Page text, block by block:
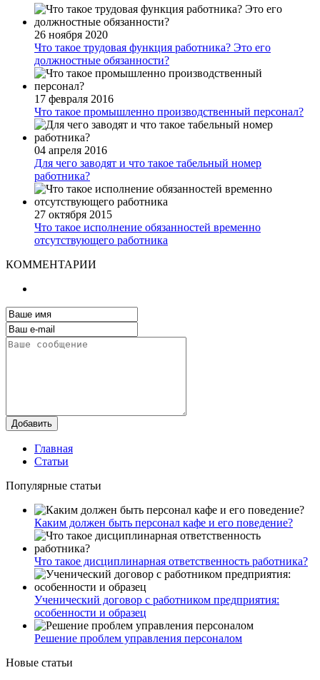
26 ноября 2020
Что такое трудовая функция работника? Это его
должностные обязанности?
17 февраля 2016
Что такое промышленно производственный персонал?
04 апреля 2016
Для чего заводят и что такое табельный номер
работника?
27 октября 2015
Что такое исполнение обязанностей временно
отсутствующего работника
КОММЕНТАРИИ
Добавить
Главная
Статьи
Популярные статьи
Каким должен быть персонал кафе и его поведение?
Что такое дисциплинарная ответственность работника?
Ученический договор с работником предприятия:
особенности и образец
Решение проблем управления персоналом
Новые статьи